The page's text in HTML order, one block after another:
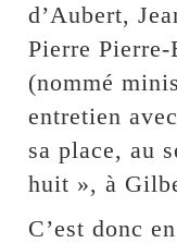
d’Aubert,
Pierre
(nommé
entretien
sa place, au
huit », à
C’est donc